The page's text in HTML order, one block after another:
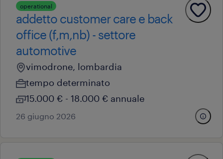
operational
addetto customer care e back
office (f,m,nb) - settore
automotive
vimodrone, lombardia
tempo determinato
15.000 € - 18.000 € annuale
26 giugno 2026